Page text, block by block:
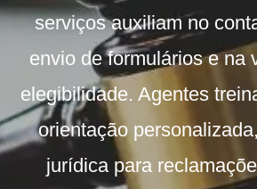
serviços auxiliam no
envio de formulários e na
elegibilidade. Agentes
orientação
jurídica para